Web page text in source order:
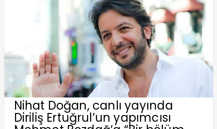
Nihat Doğan, canlı yayında
Diriliş Ertuğrul’un yapımcısı